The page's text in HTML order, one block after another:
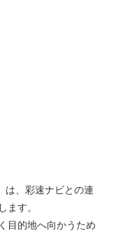
は、彩速ナビとの連
ます。
目的地へ向かうため